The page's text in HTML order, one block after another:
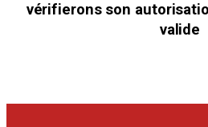
vérifierons son
valide